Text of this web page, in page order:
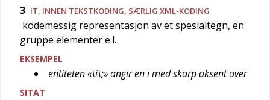
3 IT, INNEN TEKSTKODING, SÆRLIG XML-KODING
kodemessig representasjon av et spesialtegn, en
gruppe elementer e.l.
EKSEMPEL
entiteten «\í\;» angir en i med skarp aksent over
SITAT